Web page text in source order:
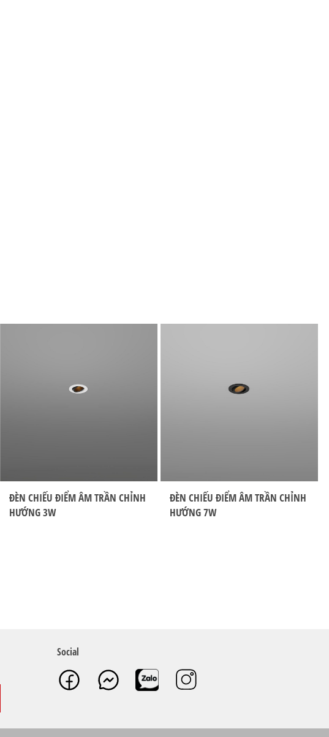
ĐÈN CHIẾU ĐIỂM ÂM TRẦN CHỈNH
HƯỚNG 3W
ĐÈN CHIẾU ĐIỂM ÂM TRẦN CHỈNH
HƯỚNG 7W
Social